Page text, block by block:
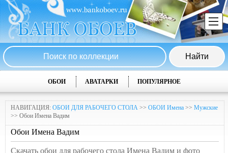
ОБОИ АВАТАРКИ ПОПУЛЯРНОЕ
НАВИГАЦИЯ: ОБОИ ДЛЯ РАБОЧЕГО СТОЛА >> ОБОИ Имена >> Мужские
>> Обои Имена Вадим
Обои Имена Вадим
Скачать обои для рабочего стола Имена Вадим и фото